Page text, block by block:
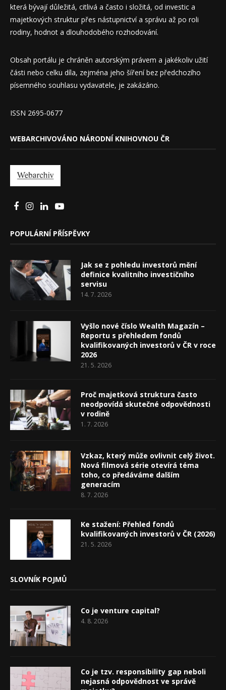
která bývají důležitá, citlivá a často i složitá, od investic a
majetkových struktur přes nástupnictví a správu až po roli
rodiny, hodnot a dlouhodobého rozhodování.
Obsah portálu je chráněn autorským právem a jakékoliv užití
části nebo celku díla, zejména jeho šíření bez předchozího
písemného souhlasu vydavatele, je zakázáno.
ISSN 2695-0677
WEBARCHIVOVÁNO NÁRODNÍ KNIHOVNOU ČR
POPULÁRNÍ PŘÍSPĚVKY
Jak se z pohledu investorů mění
definice kvalitního investičního
servisu
14. 7. 2026
Vyšlo nové číslo Wealth Magazín –
Reportu s přehledem fondů
kvalifikovaných investorů v ČR v roce
2026
21. 5. 2026
Proč majetková struktura často
neodpovídá skutečné odpovědnosti
v rodině
1. 7. 2026
Vzkaz, který může ovlivnit celý život.
Nová filmová série otevírá téma
toho, co předáváme dalším
generacím
8. 7. 2026
Ke stažení: Přehled fondů
kvalifikovaných investorů v ČR (2026)
21. 5. 2026
SLOVNÍK POJMŮ
Co je venture capital?
4. 8. 2026
Co je tzv. responsibility gap neboli
nejasná odpovědnost ve správě